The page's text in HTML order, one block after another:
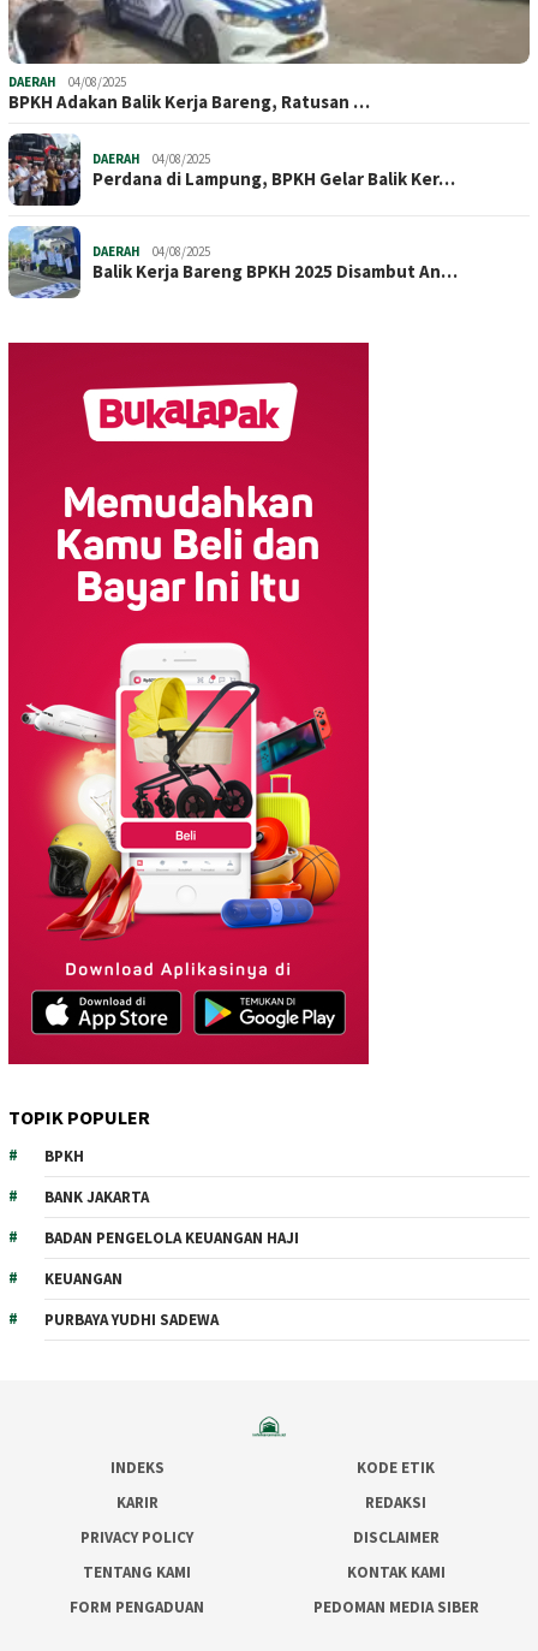
DAERAH 04/08/2025
BPKH Adakan Balik Kerja Bareng, Ratusan …
DAERAH 04/08/2025
Perdana di Lampung, BPKH Gelar Balik Ker…
DAERAH 04/08/2025
Balik Kerja Bareng BPKH 2025 Disambut An…
TOPIK POPULER
BPKH
BANK JAKARTA
BADAN PENGELOLA KEUANGAN HAJI
KEUANGAN
PURBAYA YUDHI SADEWA
INDEKS
KODE ETIK
KARIR
REDAKSI
PRIVACY POLICY
DISCLAIMER
TENTANG KAMI
KONTAK KAMI
FORM PENGADUAN
PEDOMAN MEDIA SIBER